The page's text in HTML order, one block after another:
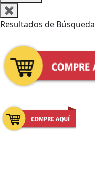
✖
Resultados de Búsqueda